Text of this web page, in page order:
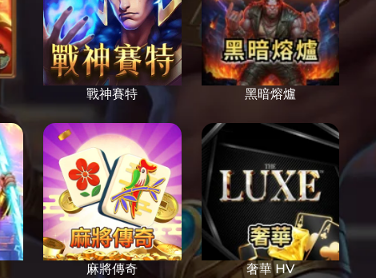
戰神賽特 黑暗熔爐
麻將傳奇 奢華 HV